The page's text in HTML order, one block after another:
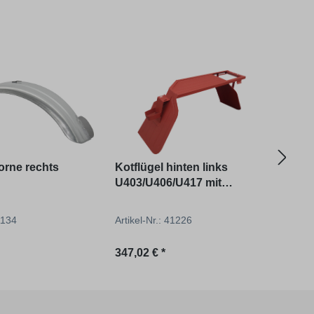
rechts
Kotflügel hinten links
U403/U406/U417 mit
Artikel-Nr.: 41226
Regulärer Preis:
347,02 € *